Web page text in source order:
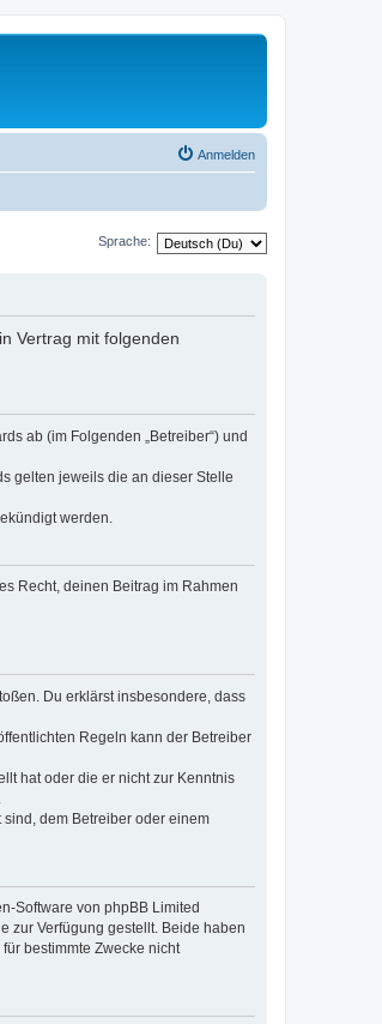
Anmelden
Sprache:
Vertrag mit folgenden
ab (im Folgenden „Betreiber“) und
gelten jeweils die an dieser Stelle
werden.
Recht, deinen Beitrag im Rahmen
Du erklärst insbesondere, dass
Regeln kann der Betreiber
hat oder die er nicht zur Kenntnis
dem Betreiber oder einem
Software von phpBB Limited
zur Verfügung gestellt. Beide haben
bestimmte Zwecke nicht